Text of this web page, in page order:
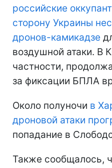
российские
сторону Украины
дронов-камикадзе
воздушной атаки. В
частности,
за фиксации БПЛА
Около полуночи в
дроновой атаки
попадание в
Также сообщалось,